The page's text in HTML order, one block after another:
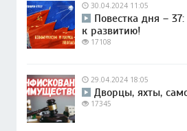
30.04.2024 11:05
Повестка дня –
к развитию!
17108
29.04.2024 18:05
Дворцы, яхты,
17345